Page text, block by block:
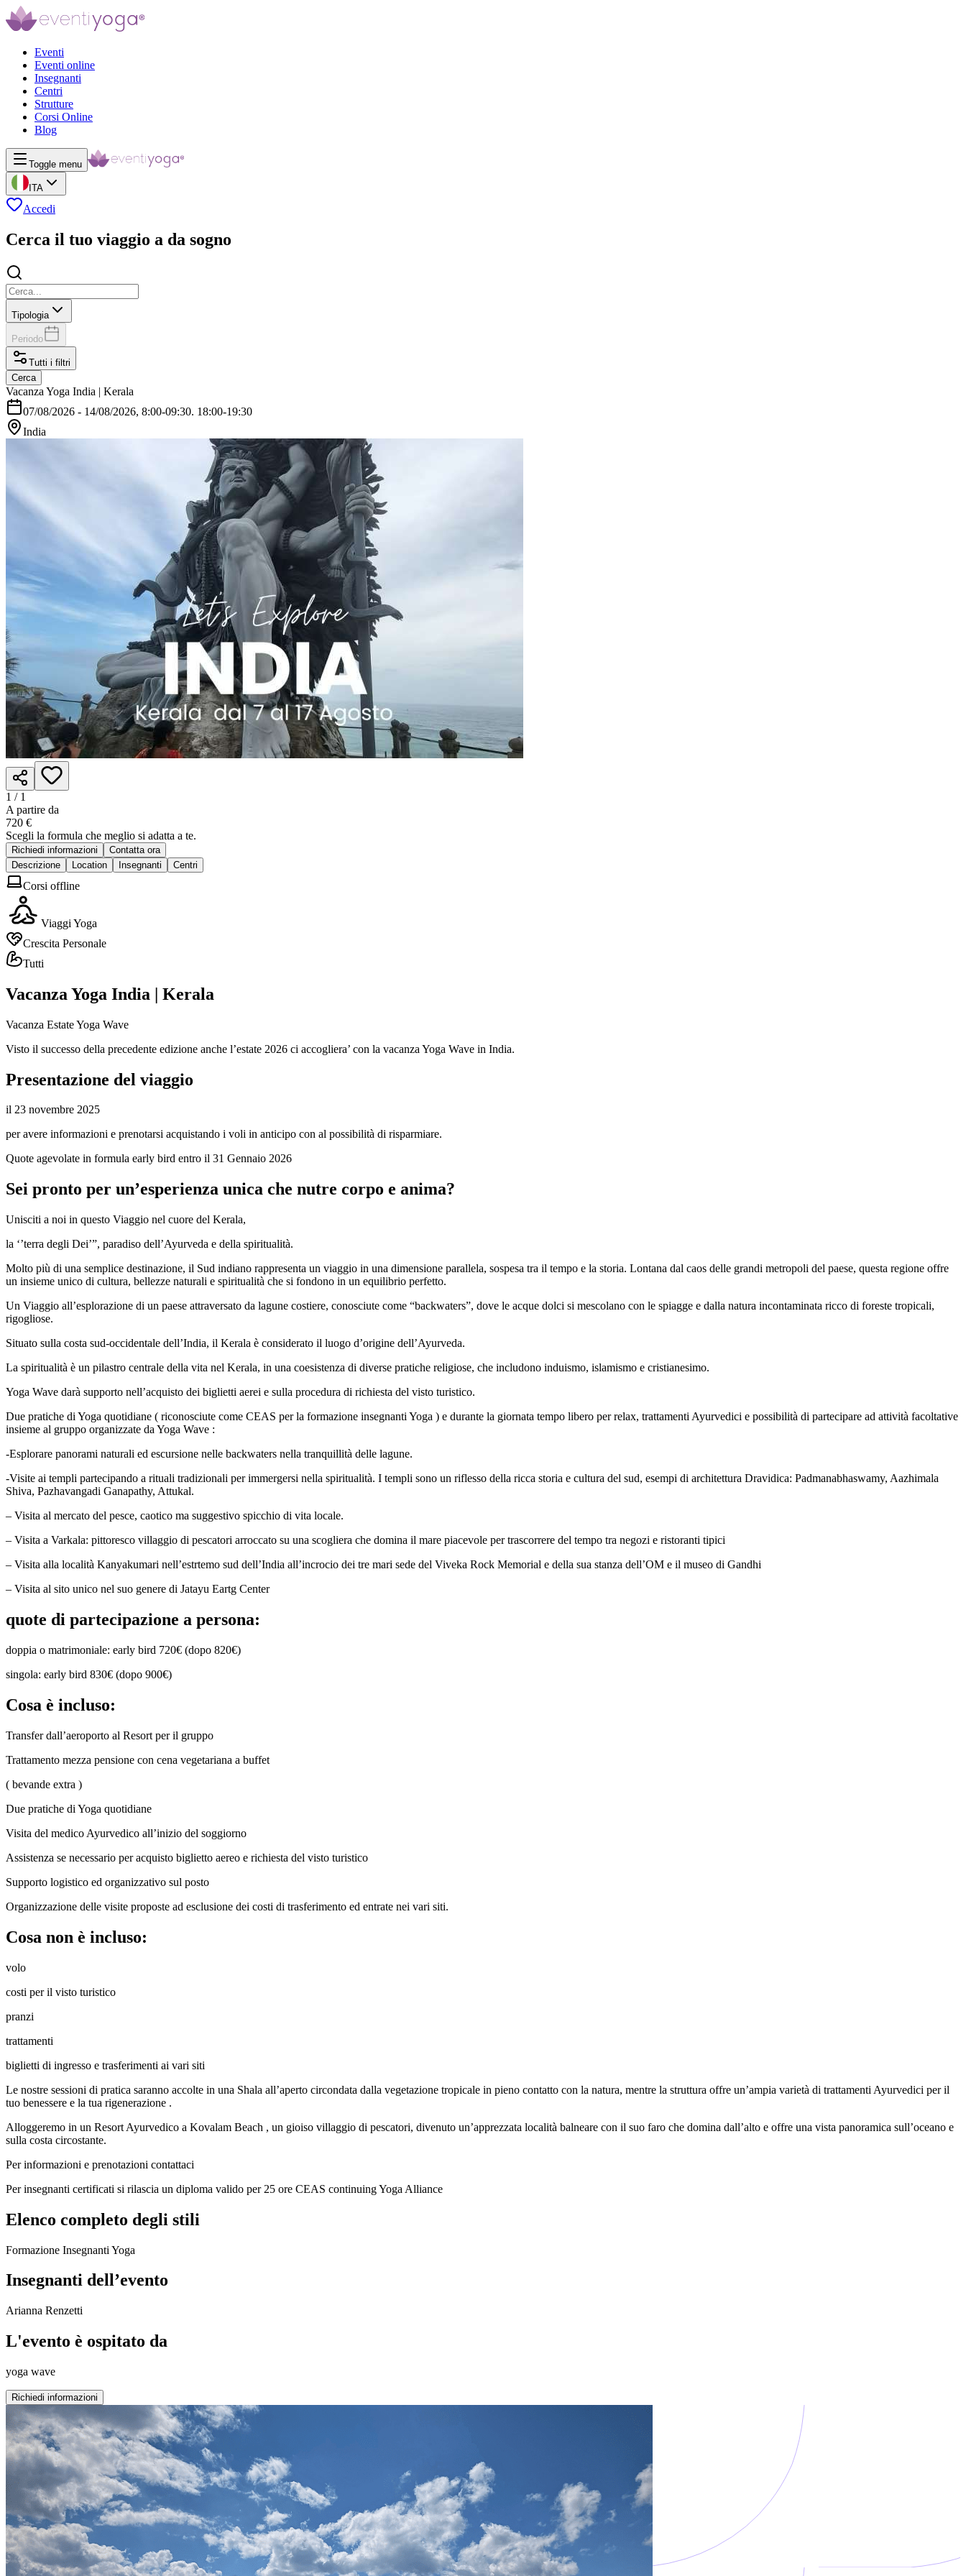
Eventi
Eventi online
Insegnanti
Centri
Strutture
Corsi Online
Blog
Toggle menu
ITA
Accedi
Cerca il tuo viaggio a da sogno
Tipologia
Periodo
Tutti i filtri
Cerca
Vacanza Yoga India | Kerala
07/08/2026 - 14/08/2026, 8:00-09:30. 18:00-19:30
India
1 / 1
A partire da
720 €
Scegli la formula che meglio si adatta a te.
Richiedi informazioni
Contatta ora
Descrizione
Location Insegnanti Centri
Corsi offline
Viaggi Yoga
Crescita Personale
Tutti
Vacanza Yoga India | Kerala
Vacanza Estate Yoga Wave
Visto il successo della precedente edizione anche l’estate 2026 ci accogliera’ con la vacanza Yoga Wave in India.
Presentazione del viaggio
il 23 novembre 2025
per avere informazioni e prenotarsi acquistando i voli in anticipo con al possibilità di risparmiare.
Quote agevolate in formula early bird entro il 31 Gennaio 2026
Sei pronto per un’esperienza unica che nutre corpo e anima?
Unisciti a noi in questo Viaggio nel cuore del Kerala,
la ‘’terra degli Dei’”, paradiso dell’Ayurveda e della spiritualità.
Molto più di una semplice destinazione, il Sud indiano rappresenta un viaggio in una dimensione parallela, sospesa tra il tempo e la storia. Lontana dal caos delle grandi metropoli del paese, questa regione offre
un insieme unico di cultura, bellezze naturali e spiritualità che si fondono in un equilibrio perfetto.
Un Viaggio all’esplorazione di un paese attraversato da lagune costiere, conosciute come “backwaters”, dove le acque dolci si mescolano con le spiagge e dalla natura incontaminata ricco di foreste tropicali,
rigogliose.
Situato sulla costa sud-occidentale dell’India, il Kerala è considerato il luogo d’origine dell’Ayurveda.
La spiritualità è un pilastro centrale della vita nel Kerala, in una coesistenza di diverse pratiche religiose, che includono induismo, islamismo e cristianesimo.
Yoga Wave darà supporto nell’acquisto dei biglietti aerei e sulla procedura di richiesta del visto turistico.
Due pratiche di Yoga quotidiane ( riconosciute come CEAS per la formazione insegnanti Yoga ) e durante la giornata tempo libero per relax, trattamenti Ayurvedici e possibilità di partecipare ad attività facoltative
insieme al gruppo organizzate da Yoga Wave :
-Esplorare panorami naturali ed escursione nelle backwaters nella tranquillità delle lagune.
-Visite ai templi partecipando a rituali tradizionali per immergersi nella spiritualità. I templi sono un riflesso della ricca storia e cultura del sud, esempi di architettura Dravidica: Padmanabhaswamy, Aazhimala
Shiva, Pazhavangadi Ganapathy, Attukal.
– Visita al mercato del pesce, caotico ma suggestivo spicchio di vita locale.
– Visita a Varkala: pittoresco villaggio di pescatori arroccato su una scogliera che domina il mare piacevole per trascorrere del tempo tra negozi e ristoranti tipici
– Visita alla località Kanyakumari nell’estrtemo sud dell’India all’incrocio dei tre mari sede del Viveka Rock Memorial e della sua stanza dell’OM e il museo di Gandhi
– Visita al sito unico nel suo genere di Jatayu Eartg Center
quote di partecipazione a persona:
doppia o matrimoniale: early bird 720€ (dopo 820€)
singola: early bird 830€ (dopo 900€)
Cosa è incluso:
Transfer dall’aeroporto al Resort per il gruppo
Trattamento mezza pensione con cena vegetariana a buffet
( bevande extra )
Due pratiche di Yoga quotidiane
Visita del medico Ayurvedico all’inizio del soggiorno
Assistenza se necessario per acquisto biglietto aereo e richiesta del visto turistico
Supporto logistico ed organizzativo sul posto
Organizzazione delle visite proposte ad esclusione dei costi di trasferimento ed entrate nei vari siti.
Cosa non è incluso:
volo
costi per il visto turistico
pranzi
trattamenti
biglietti di ingresso e trasferimenti ai vari siti
Le nostre sessioni di pratica saranno accolte in una Shala all’aperto circondata dalla vegetazione tropicale in pieno contatto con la natura, mentre la struttura offre un’ampia varietà di trattamenti Ayurvedici per il
tuo benessere e la tua rigenerazione .
Alloggeremo in un Resort Ayurvedico a Kovalam Beach , un gioiso villaggio di pescatori, divenuto un’apprezzata località balneare con il suo faro che domina dall’alto e offre una vista panoramica sull’oceano e
sulla costa circostante.
Per informazioni e prenotazioni contattaci
Per insegnanti certificati si rilascia un diploma valido per 25 ore CEAS continuing Yoga Alliance ​
Elenco completo degli stili
Formazione Insegnanti Yoga
Insegnanti dell’evento
Arianna Renzetti
L'evento è ospitato da
yoga wave
Richiedi informazioni